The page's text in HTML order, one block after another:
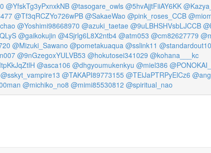
@YfskTg3yPxnxkNB @tasogare_owls @5hvAjjtFiiAY6KK
@Tf3qRCZYo726wPB @SakaeWao @pink_roses_CCB
@Yoshimi98668970 @azuki_taetae @9uLBHSHVsbLJCCB
@gaikokujin @4Sjrlg6L8X2ntb4 @atm053 @cm82627779
@Mizuki_Sawano @pometakuaqua @sslink11
@9nGzegoxYULVB53 @hokutosei341029 @kohana___kc
@asca106 @dhgyoumukenkyu @miel386
@sskyt_vampire13 @TAKAPI89773155 @TEiJaPTRPyElCz6
@michiko_no8 @mimi85530812 @spiritual_nao